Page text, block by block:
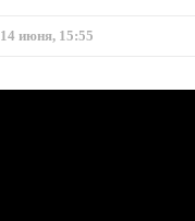
14 июня, 15:55